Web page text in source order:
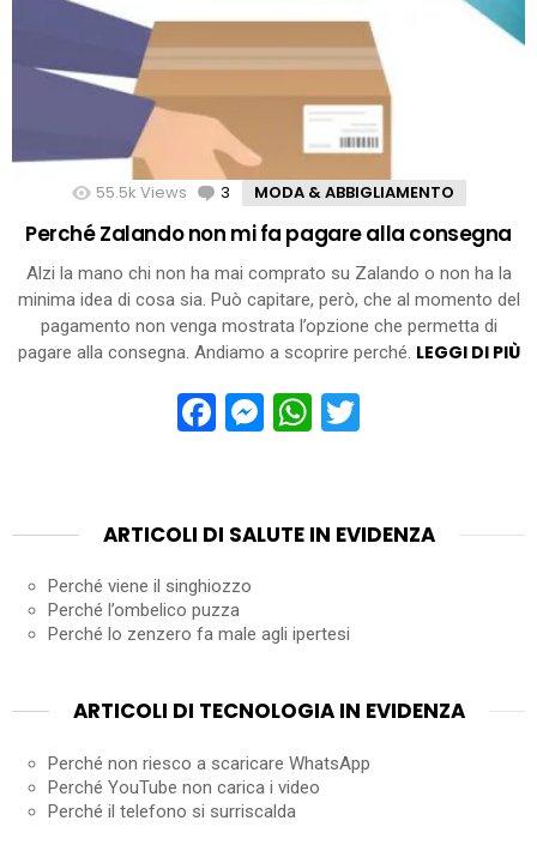
55.5k Views 3 Comments
MODA & ABBIGLIAMENTO
Perché Zalando non mi fa pagare alla consegna
Alzi la mano chi non ha mai comprato su Zalando o non ha la
minima idea di cosa sia. Può capitare, però, che al momento del
pagamento non venga mostrata l’opzione che permetta di
pagare alla consegna. Andiamo a scoprire perché. LEGGI DI PIÙ
Facebook
Messenger
WhatsApp
ARTICOLI DI SALUTE IN EVIDENZA
Perché viene il singhiozzo
Perché l’ombelico puzza
Perché lo zenzero fa male agli ipertesi
ARTICOLI DI TECNOLOGIA IN EVIDENZA
Perché non riesco a scaricare WhatsApp
Perché YouTube non carica i video
Perché il telefono si surriscalda